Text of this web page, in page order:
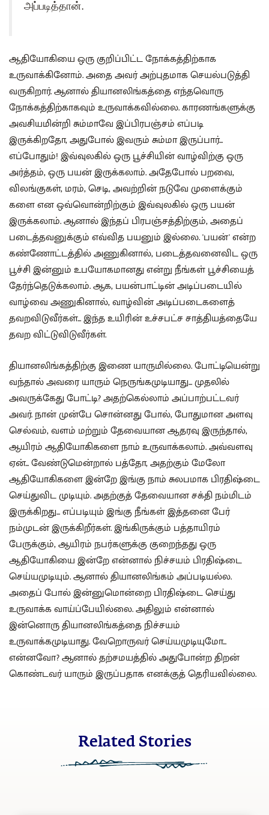
அப்படித்தான்.
ஆதியோகியை ஒரு குறிப்பிட்ட நோக்கத்திற்காக
உருவாக்கினோம். அதை அவர் அற்புதமாக செயல்படுத்தி
வருகிறார். ஆனால் தியானலிங்கத்தை எந்தவொரு
நோக்கத்திற்காகவும் உருவாக்கவில்லை. காரணங்களுக்கு
அவசியமின்றி சும்மாவே இப்பிரபஞ்சம் எப்படி
இருக்கிறதோ, அதுபோல் இவரும் சும்மா இருப்பார்...
எப்போதும்! இவ்வுலகில் ஒரு பூச்சியின் வாழ்விற்கு ஒரு
அர்த்தம், ஒரு பயன் இருக்கலாம். அதேபோல் பறவை,
விலங்குகள், மரம், செடி, அவற்றின் நடுவே முளைக்கும்
களை என ஒவ்வொன்றிற்கும் இவ்வுலகில் ஒரு பயன்
இருக்கலாம். ஆனால் இந்தப் பிரபஞ்சத்திற்கும், அதைப்
படைத்தவனுக்கும் எவ்வித பயனும் இல்லை. 'பயன்' என்ற
கண்ணோட்டத்தில் அணுகினால், படைத்தவனைவிட ஒரு
பூச்சி இன்னும் உபயோகமானது என்று நீங்கள் பூச்சியைத்
தேர்ந்தெடுக்கலாம். ஆக, பயன்பாட்டின் அடிப்படையில்
வாழ்வை அணுகினால், வாழ்வின் அடிப்படைகளைத்
தவறவிடுவீர்கள்... இந்த உயிரின் உச்சபட்ச சாத்தியத்தையே
தவற விட்டுவிடுவீர்கள்.
தியானலிங்கத்திற்கு இணை யாருமில்லை. போட்டியென்று
வந்தால் அவரை யாரும் நெருங்கமுடியாது... முதலில்
அவருக்கேது போட்டி? அதற்கெல்லாம் அப்பாற்பட்டவர்
அவர். நான் முன்பே சொன்னது போல், போதுமான அளவு
செல்வம், வளம் மற்றும் தேவையான ஆதரவு இருந்தால்,
ஆயிரம் ஆதியோகிகளை நாம் உருவாக்கலாம். அவ்வளவு
ஏன்... வேண்டுமென்றால் பத்தோ, அதற்கும் மேலோ
ஆதியோகிகளை இன்றே இங்கு நாம் சுலபமாக பிரதிஷ்டை
செய்துவிட முடியும். அதற்குத் தேவையான சக்தி நம்மிடம்
இருக்கிறது... எப்படியும் இங்கு நீங்கள் இத்தனை பேர்
நம்முடன் இருக்கிறீர்கள். இங்கிருக்கும் பத்தாயிரம்
பேருக்கும், ஆயிரம் நபர்களுக்கு குறைந்தது ஒரு
ஆதியோகியை இன்றே என்னால் நிச்சயம் பிரதிஷ்டை
செய்யமுடியும். ஆனால் தியானலிங்கம் அப்படியல்ல.
அதைப் போல் இன்னுமொன்றை பிரதிஷ்டை செய்து
உருவாக்க வாய்ப்பேயில்லை. அதிலும் என்னால்
இன்னொரு தியானலிங்கத்தை நிச்சயம்
உருவாக்கமுடியாது. வேறொருவர் செய்யமுடியுமோ...
என்னவோ? ஆனால் தற்சமயத்தில் அதுபோன்ற திறன்
கொண்டவர் யாரும் இருப்பதாக எனக்குத் தெரியவில்லை.
Related Stories